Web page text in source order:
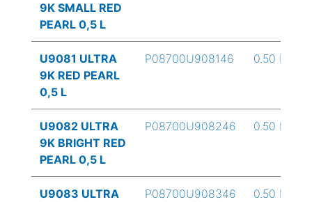
9K SMALL RED
PEARL 0,5 L
U9081 ULTRA
9K RED PEARL
0,5 L
P08700U908146 0.50 L
U9082 ULTRA
9K BRIGHT RED
PEARL 0,5 L
P08700U908246 0.50 L
U9083 ULTRA
P08700U908346 0.50 L